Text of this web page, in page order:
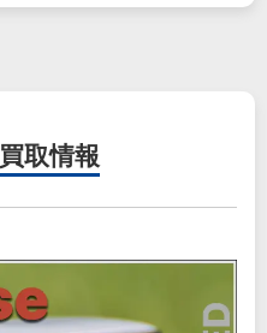
買取情報